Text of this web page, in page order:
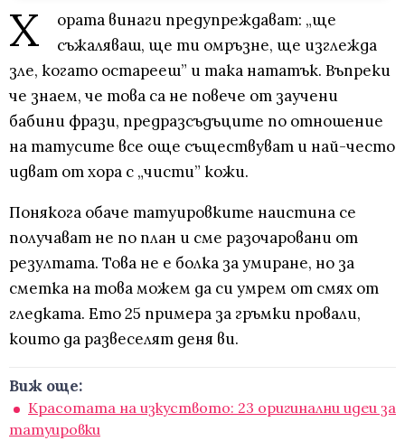
Х
ората винаги предупреждават: „ще
съжаляваш, ще ти омръзне, ще изглежда
зле, когато остарееш” и така нататък. Въпреки
че знаем, че това са не повече от заучени
бабини фрази, предразсъдъците по отношение
на татусите все още съществуват и най-често
идват от хора с „чисти” кожи.
Понякога обаче татуировките наистина се
получават не по план и сме разочаровани от
резултата. Това не е болка за умиране, но за
сметка на това можем да си умрем от смях от
гледката. Ето 25 примера за гръмки провали,
които да развеселят деня ви.
Виж още:
Красотата на изкуството: 23 оригинални идеи за
татуировки